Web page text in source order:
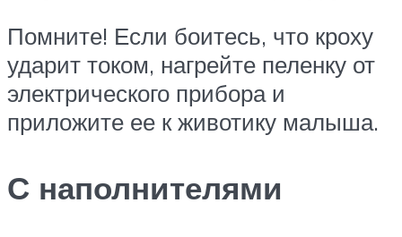
Помните! Если боитесь, что кроху
ударит током, нагрейте пеленку от
электрического прибора и
приложите ее к животику малыша.
С наполнителями